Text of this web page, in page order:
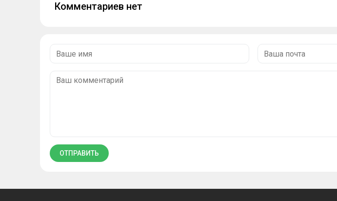
Комментариев нет